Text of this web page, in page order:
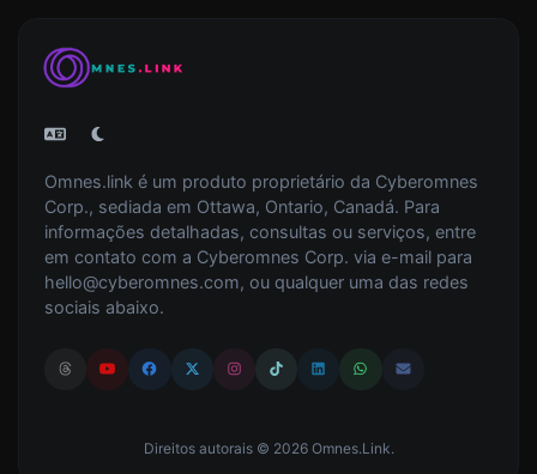
Omnes.link é um produto proprietário da Cyberomnes
Corp., sediada em Ottawa, Ontario, Canadá. Para
informações detalhadas, consultas ou serviços, entre
em contato com a Cyberomnes Corp. via e-mail para
hello@cyberomnes.com, ou qualquer uma das redes
sociais abaixo.
Direitos autorais © 2026 Omnes.Link.